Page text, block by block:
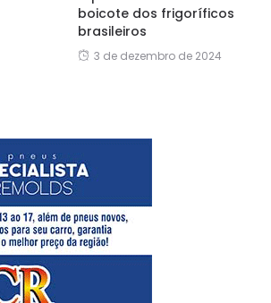
boicote dos frigoríficos
brasileiros
3 de dezembro de 2024